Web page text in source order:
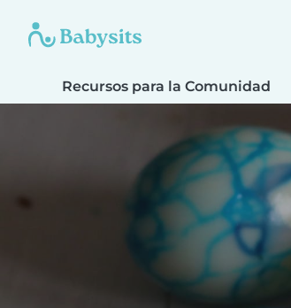
Recursos para la Comunidad